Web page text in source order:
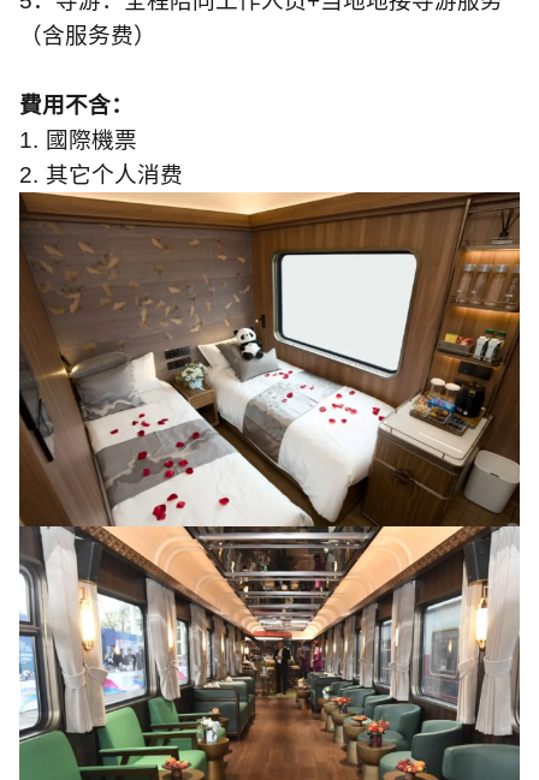
（含服务费）
費用不含：
1. 國際機票
2. 其它个人消费